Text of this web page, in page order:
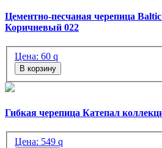
Цементно-песчаная черепица
Коричневый 022
Цена: 60 q
В корзину
Гибкая черепица Катепал
Цена: 549 q